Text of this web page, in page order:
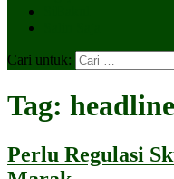
Cari untuk:
Tag:
Perlu Regulasi